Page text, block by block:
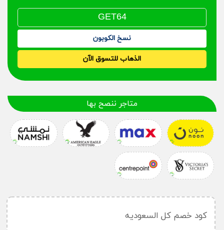
نسخ الكوبون
الذهاب للتسوق الآن
متاجر ننصح بها
كود خصم كل السعوديه